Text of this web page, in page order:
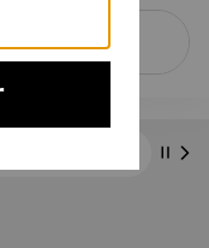
MAINTENANT